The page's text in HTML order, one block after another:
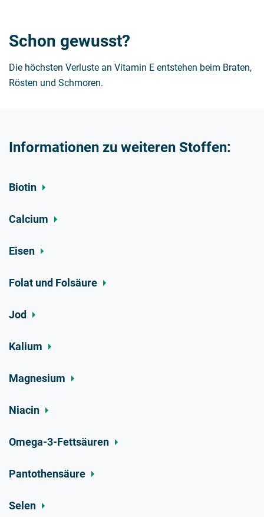
Schon gewusst?
Die höchsten Verluste an Vitamin E entstehen beim Braten,
Rösten und Schmoren.
Informationen zu weiteren Stoffen:
Biotin
Calcium
Eisen
Folat und Folsäure
Jod
Kalium
Magnesium
Niacin
Omega-3-Fettsäuren
Pantothensäure
Selen